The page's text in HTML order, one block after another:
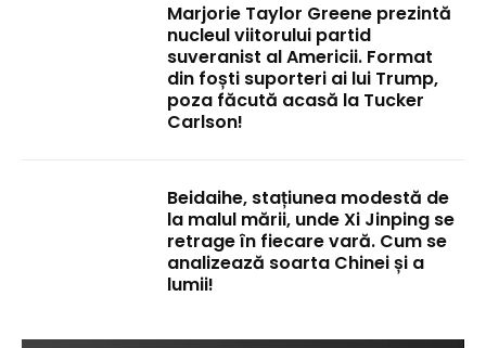
Marjorie Taylor Greene prezintă
nucleul viitorului partid
suveranist al Americii. Format
din foști suporteri ai lui Trump,
poza făcută acasă la Tucker
Carlson!
Beidaihe, stațiunea modestă de
la malul mării, unde Xi Jinping se
retrage în fiecare vară. Cum se
analizează soarta Chinei și a
lumii!